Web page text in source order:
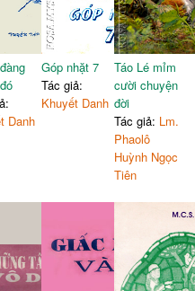
Danh
Góp nhặt 7
Tác giả:
Khuyết Danh
Táo Lé mỉm
cười chuyện
đời
Tác giả: Lm.
Phaolô
Huỳnh Ngọc
Tiên